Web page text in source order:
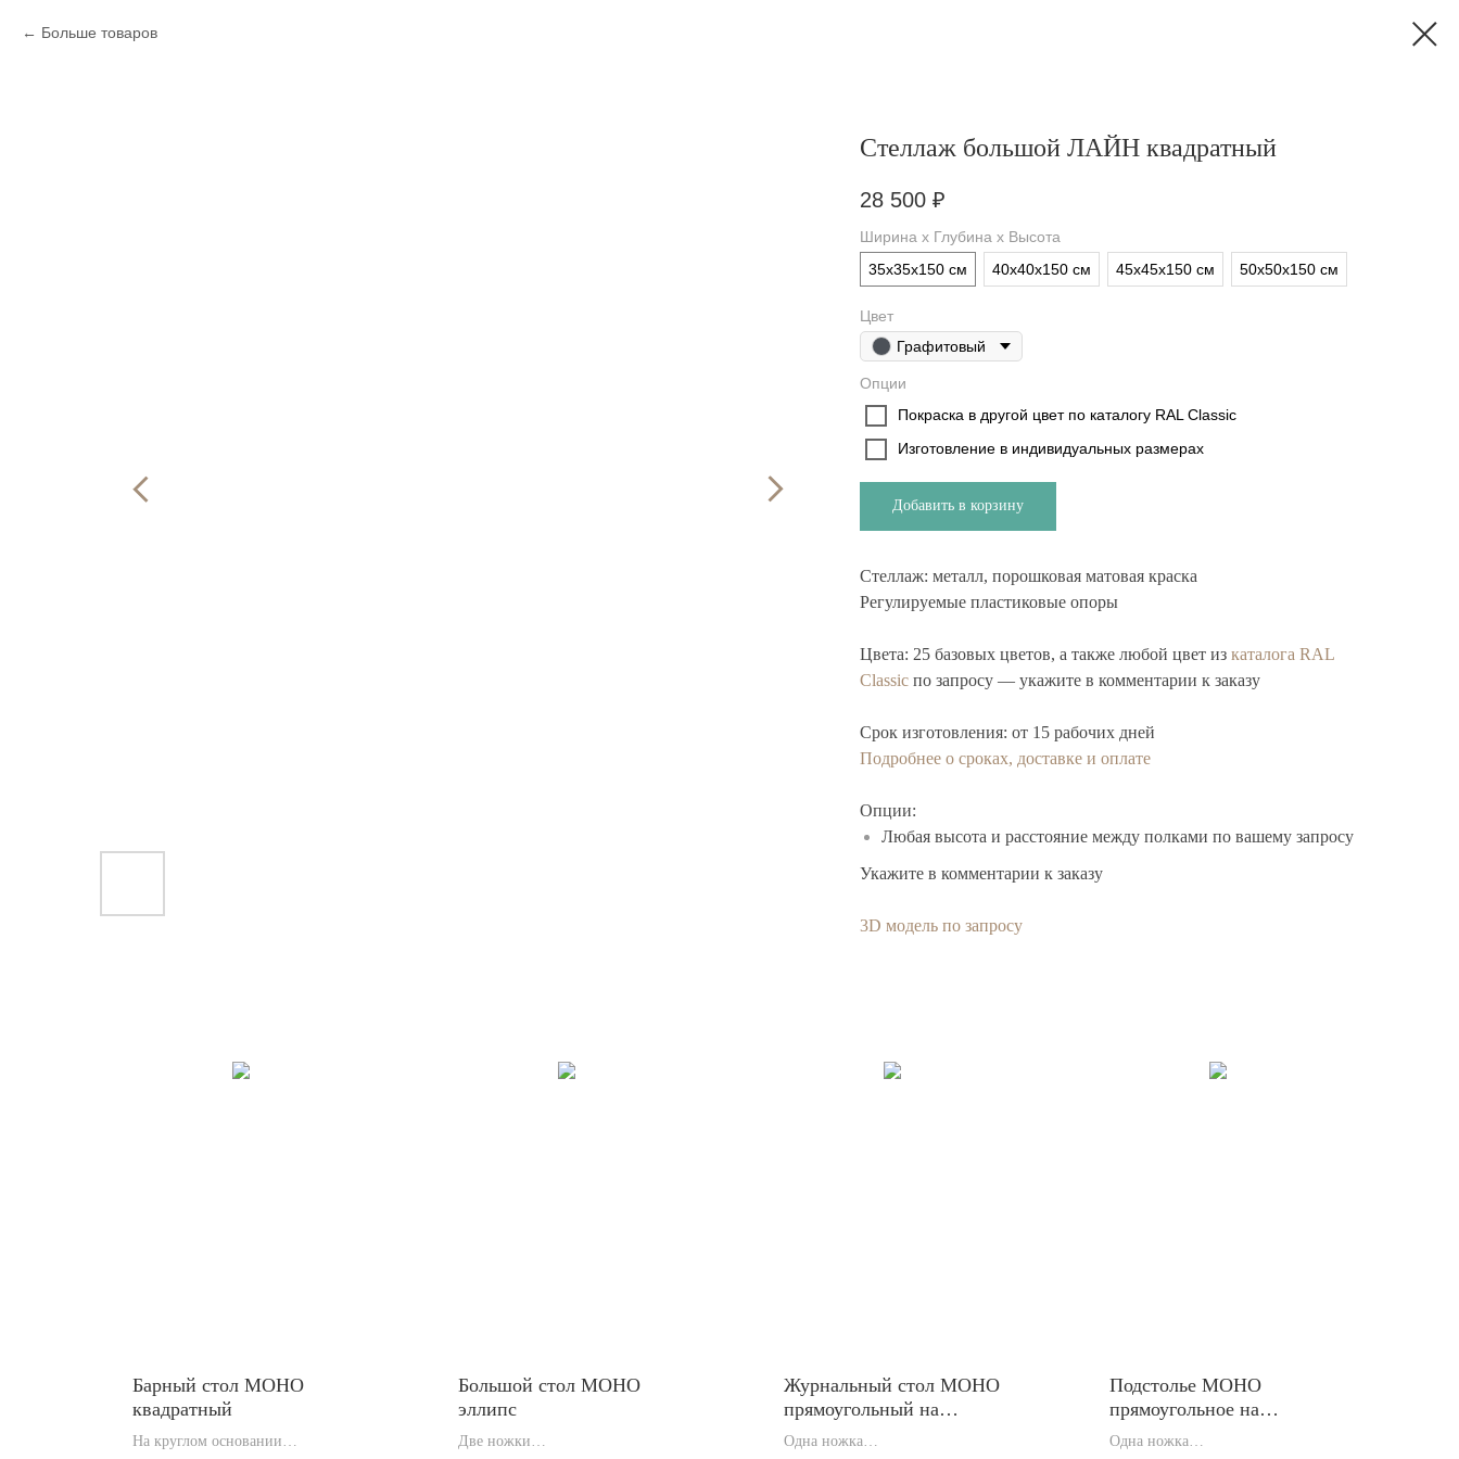
Больше товаров
Стеллаж большой ЛАЙН квадратный
28 500 ₽
Ширина х Глубина х Высота
35х35х150 см
40х40х150 см 45х45х150 см 50х50х150 см
Цвет
Графитовый
Опции
Покраска в другой цвет по каталогу RAL Classic
Изготовление в индивидуальных размерах
Добавить в корзину
Стеллаж: металл, порошковая матовая краска
Регулируемые пластиковые опоры
Цвета: 25 базовых цветов, а также любой цвет из каталога RAL
Classic по запросу — укажите в комментарии к заказу
Срок изготовления: от 15 рабочих дней
Подробнее о сроках, доставке и оплате
Опции:
Любая высота и расстояние между полками по вашему запросу
Укажите в комментарии к заказу
3D модель по запросу
Барный стол МОНО
квадратный
На круглом основании
Большой стол МОНО
эллипс
Две ножки
Журнальный стол МОНО
прямоугольный на
составных ножках
Одна ножка
Подстолье МОНО
прямоугольное на
составных ножках
Одна ножка